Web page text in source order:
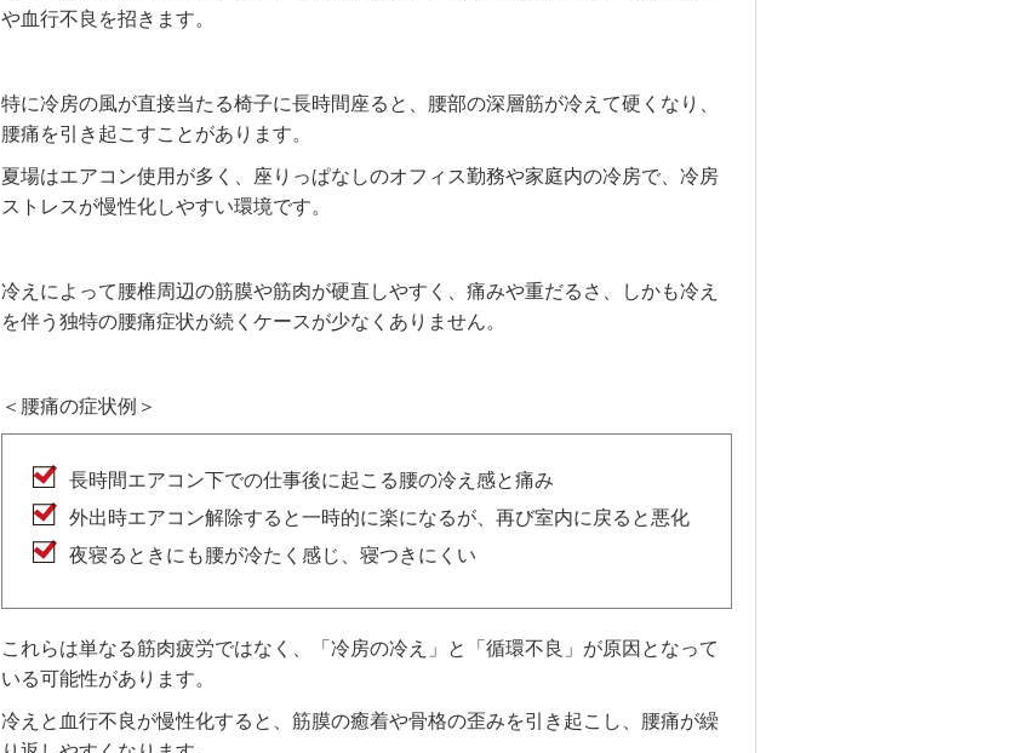
や血行不良を招きます。
特に冷房の風が直接当たる椅子に長時間座ると、腰部の深層筋が冷えて硬くなり、
腰痛を引き起こすことがあります。
夏場はエアコン使用が多く、座りっぱなしのオフィス勤務や家庭内の冷房で、冷房
ストレスが慢性化しやすい環境です。
冷えによって腰椎周辺の筋膜や筋肉が硬直しやすく、痛みや重だるさ、しかも冷え
を伴う独特の腰痛症状が続くケースが少なくありません。
＜腰痛の症状例＞
長時間エアコン下での仕事後に起こる腰の冷え感と痛み
外出時エアコン解除すると一時的に楽になるが、再び室内に戻ると悪化
夜寝るときにも腰が冷たく感じ、寝つきにくい
これらは単なる筋肉疲労ではなく、「冷房の冷え」と「循環不良」が原因となって
いる可能性があります。
冷えと血行不良が慢性化すると、筋膜の癒着や骨格の歪みを引き起こし、腰痛が繰